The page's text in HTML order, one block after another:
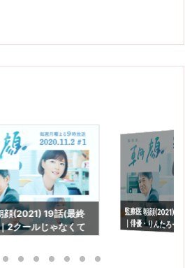
顔(2021) 19話(最終
2クールじゃなくて
監察医 朝顔(2021)
｜俳優・りんたろー
も。